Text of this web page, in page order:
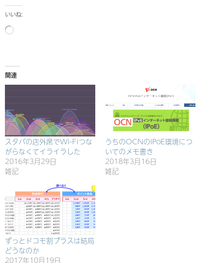
いいね:
読
み
中…
関連
スタバの店外席でWi-Fiつな
がらなくてイライラした
2016年3月29日
雑記
うちのOCNのIPoE環境につ
いてのメモ書き
2018年3月16日
雑記
ずっとドコモ割プラスは結局
どうなのか
2017年10月19日